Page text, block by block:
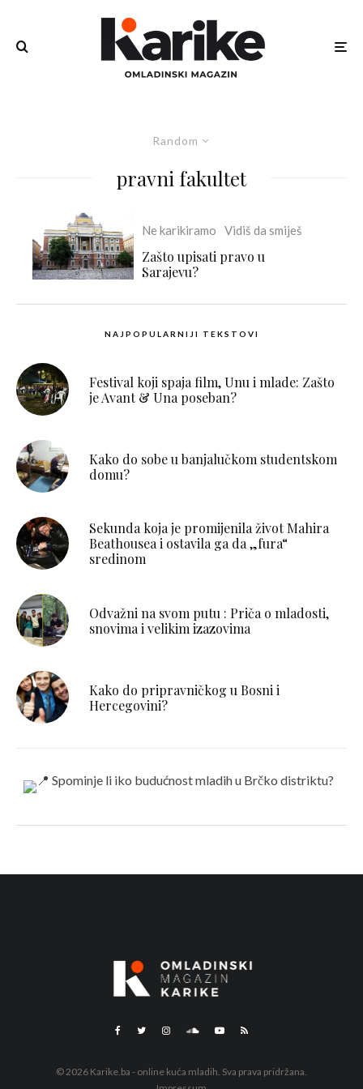
Random
pravni fakultet
Ne karikiramo Vidiš da smiješ
Zašto upisati pravo u
Sarajevu?
NAJPOPULARNIJI TEKSTOVI
Festival koji spaja film, Unu i mlade: Zašto
je Avant & Una poseban?
Kako do sobe u banjalučkom studentskom
domu?
Sekunda koja je promijenila život Mahira
Beathousea i ostavila ga da „fura“
sredinom
Odvažni na svom putu : Priča o mladosti,
snovima i velikim izazovima
Kako do pripravničkog u Bosni i
Hercegovini?
© 2026 Karike.ba - online kuća mladih. Sva prava pridržana.